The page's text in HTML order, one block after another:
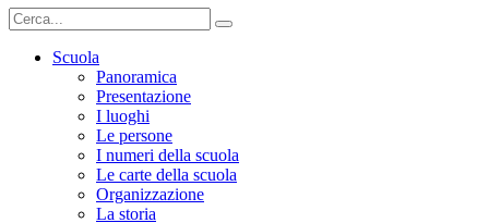
Scuola
Panoramica
Presentazione
I luoghi
Le persone
I numeri della scuola
Le carte della scuola
Organizzazione
La storia